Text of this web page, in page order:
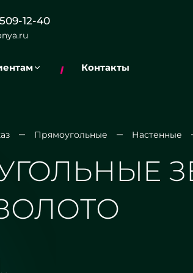
12-40
Контакты
Прямоугольные Настенные